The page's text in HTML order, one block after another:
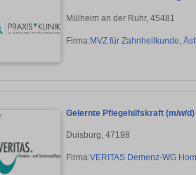
Mülheim an der Ruhr, 45481
Firma:MVZ für Zahnheilkunde,
Gelernte Pflegehilfskraft (m/w/
Duisburg, 47198
Firma:VERITAS Demenz-WG